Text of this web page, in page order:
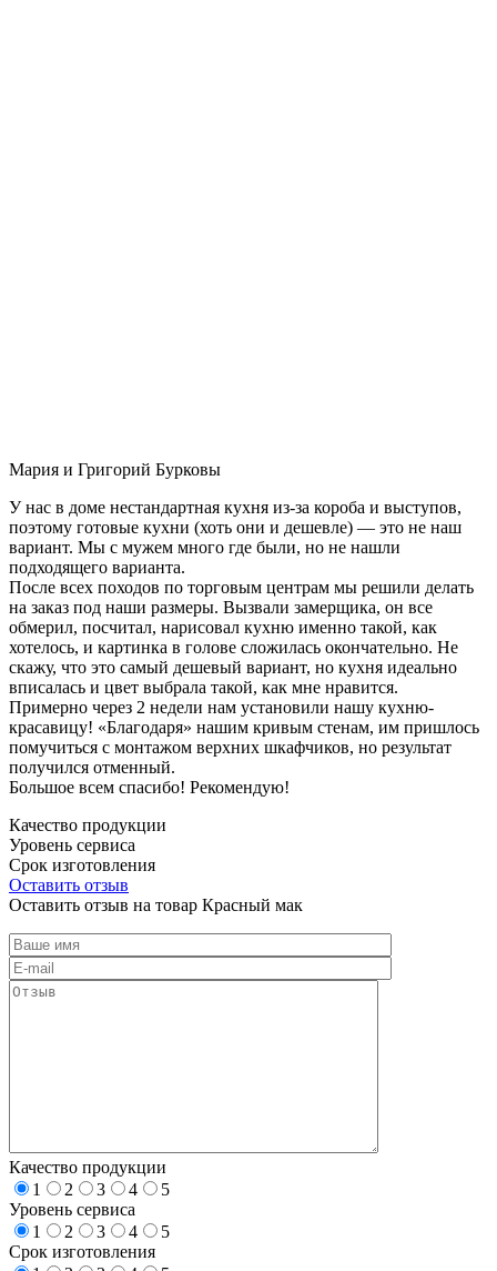
Мария и Григорий Бурковы
У нас в доме нестандартная кухня из-за короба и выступов,
поэтому готовые кухни (хоть они и дешевле) — это не наш
вариант. Мы с мужем много где были, но не нашли
подходящего варианта.
После всех походов по торговым центрам мы решили делать
на заказ под наши размеры. Вызвали замерщика, он все
обмерил, посчитал, нарисовал кухню именно такой, как
хотелось, и картинка в голове сложилась окончательно. Не
скажу, что это самый дешевый вариант, но кухня идеально
вписалась и цвет выбрала такой, как мне нравится.
Примерно через 2 недели нам установили нашу кухню-
красавицу! «Благодаря» нашим кривым стенам, им пришлось
помучиться с монтажом верхних шкафчиков, но результат
получился отменный.
Большое всем спасибо! Рекомендую!
Качество продукции
Уровень сервиса
Срок изготовления
Оставить отзыв
Оставить отзыв на товар Красный мак
Качество продукции
1
2 3 4
5
Уровень сервиса
1
2 3 4
5
Срок изготовления